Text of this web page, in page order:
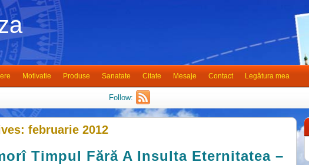
Motivatie Produse Sanatate Citate Mesaje Contact Legătura mea
Follow:
februarie 2012
Timpul Fără A Insulta Eternitatea –